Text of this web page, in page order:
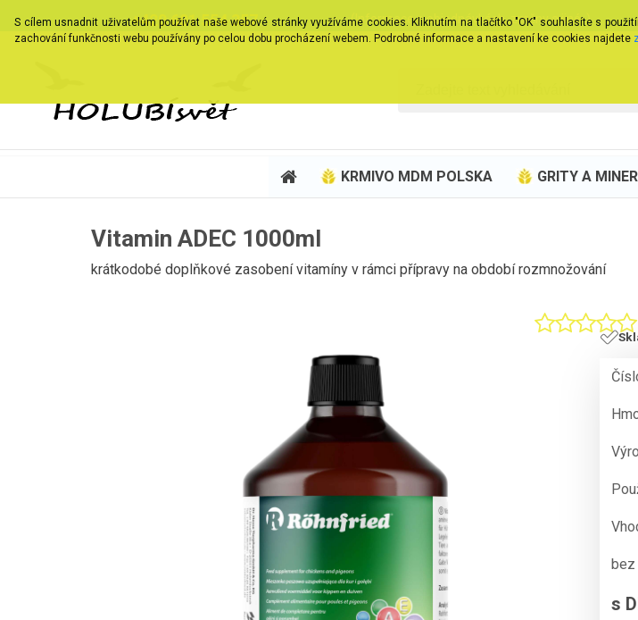
S cílem usnadnit uživatelům používat naše webové stránky využíváme cookies. Kliknutím na tlačítko "OK" souhlasíte s
zachování funkčnosti webu používány po celou dobu procházení webem. Podrobné informace a nastavení ke cookies najdete
+420 601 554 357 (Informace o objednávkách, změny a jiné..)
KRMIVO MDM POLSKA GRITY A
Vitamin ADEC 1000ml
krátkodobé doplňkové zasobení vitamíny v rámci přípravy na období rozmnožování
bez
s